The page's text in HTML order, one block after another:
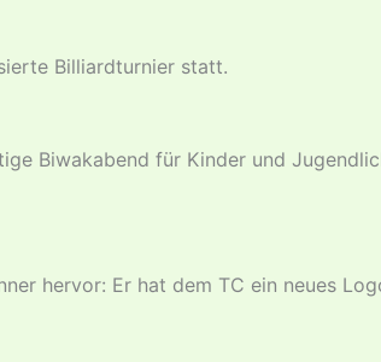
Billiardturnier statt.
Biwakabend für Kinder und
hervor: Er hat dem TC ein neues